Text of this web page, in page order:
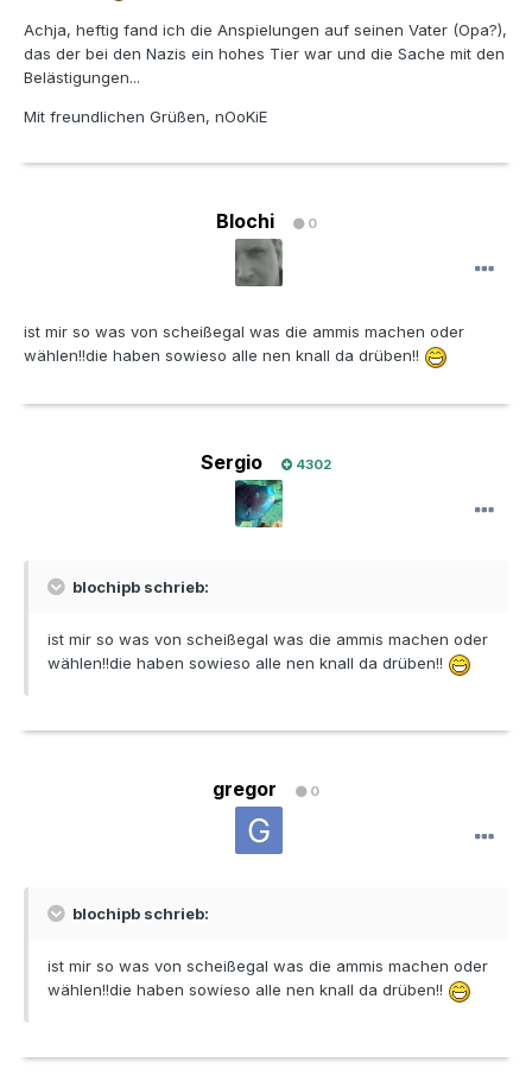
Achja, heftig fand ich die Anspielungen auf seinen Vater (Opa?),
das der bei den Nazis ein hohes Tier war und die Sache mit den
Belästigungen...
Mit freundlichen Grüßen, nOoKiE
Blochi 0
ist mir so was von scheißegal was die ammis machen oder
wählen!!die haben sowieso alle nen knall da drüben!!
Sergio 4302
blochipb schrieb:
ist mir so was von scheißegal was die ammis machen oder
wählen!!die haben sowieso alle nen knall da drüben!!
gregor 0
blochipb schrieb:
ist mir so was von scheißegal was die ammis machen oder
wählen!!die haben sowieso alle nen knall da drüben!!